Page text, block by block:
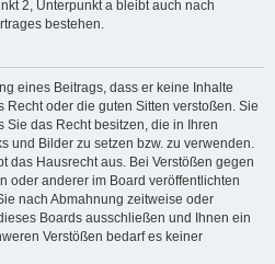
2, Unterpunkt a bleibt auch nach
bestehen.
eines Beitrags, dass er keine Inhalte
Recht oder die guten Sitten verstoßen. Sie
Sie das Recht besitzen, die in Ihren
und Bilder zu setzen bzw. zu verwenden.
das Hausrecht aus. Bei Verstößen gegen
oder anderer im Board veröffentlichten
nach Abmahnung zeitweise oder
Boards ausschließen und Ihnen ein
Verstößen bedarf es keiner